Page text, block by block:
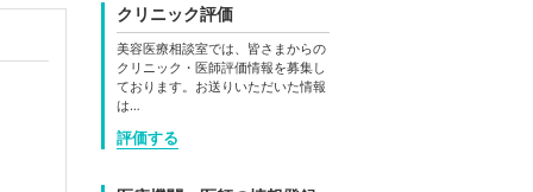
クリニック評価
美容医療相談室では、皆さまからの
クリニック・医師評価情報を募集し
ております。お送りいただいた情報
は…
評価する